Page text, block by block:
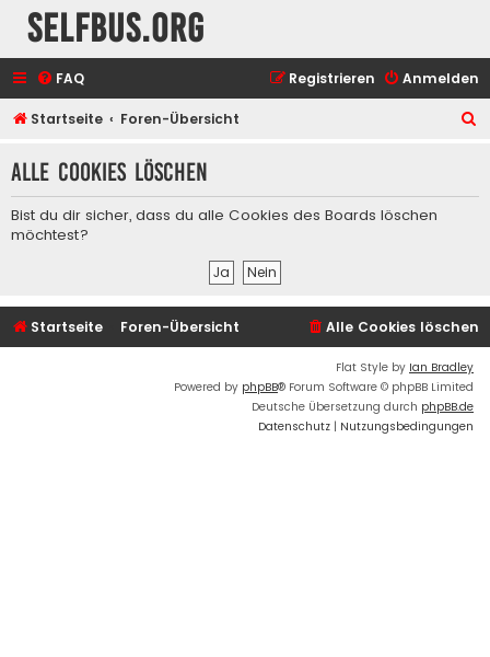
selfbus.org
FAQ Anmelden
Registrieren
Startseite Foren-Übersicht
h
Alle Cookies löschen
Bist du dir sicher, dass du alle Cookies des Boards löschen
möchtest?
Startseite Foren-Übersicht Alle Cookies löschen
Flat Style by Ian Bradley
Powered by phpBB® Forum Software © phpBB Limited
Deutsche Übersetzung durch phpBB.de
Datenschutz | Nutzungsbedingungen